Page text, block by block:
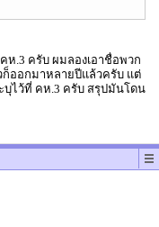
ห.3 ครับ ผมลองเอาชื่อพวก
ออกมาหลายปีแล้วครับ แต่
บุไว้ที่ คห.3 ครับ สรุปมันโดน